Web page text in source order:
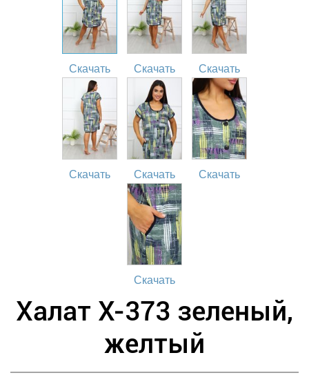
Скачать Скачать Скачать
Скачать Скачать Скачать
Скачать
Халат Х-373 зеленый,
желтый